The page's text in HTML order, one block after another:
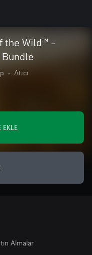
the Wild™ -
• Atıcı
EKLE
Almalar